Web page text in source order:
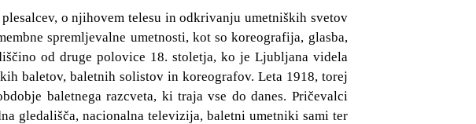
o njihovem telesu in odkrivanju umetniških svetov
spremljevalne umetnosti, kot so koreografija, glasba,
od druge polovice 18. stoletja, ko je Ljubljana videla
baletov, baletnih solistov in koreografov. Leta 1918, torej
baletnega razcveta, ki traja vse do danes. Pričevalci
gledališča, nacionalna televizija, baletni umetniki sami ter